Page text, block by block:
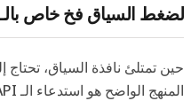
لضغط السياق فخ خاص بالـ cache
حين تمتلئ نافذة السياق،